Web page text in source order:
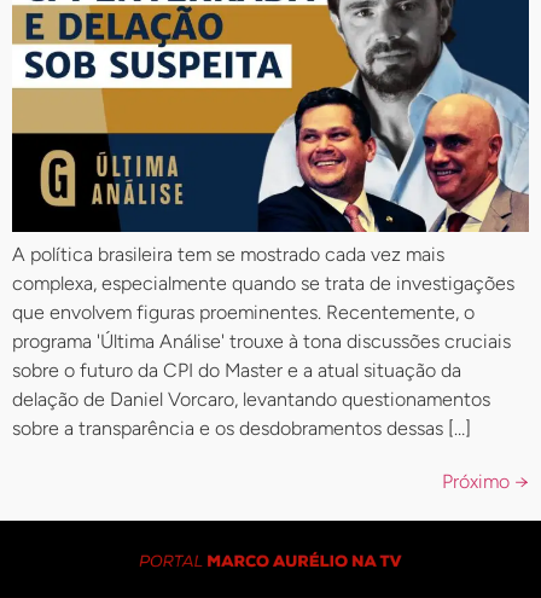
A política brasileira tem se mostrado cada vez mais
complexa, especialmente quando se trata de investigações
que envolvem figuras proeminentes. Recentemente, o
programa 'Última Análise' trouxe à tona discussões cruciais
sobre o futuro da CPI do Master e a atual situação da
delação de Daniel Vorcaro, levantando questionamentos
sobre a transparência e os desdobramentos dessas […]
Próximo →